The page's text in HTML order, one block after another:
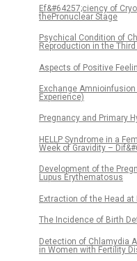
Ef&#64257;ciency of
thePronuclear Stage
Psychical Condition of
Reproduction in the
Aspects of Positive
Exchange
Experience)
Pregnancy and Primary
HELLP Syndrome in a
Week of Gravidity –
Development of the
Lupus Erythematosus
Extraction of the Head at
The Incidence of Birth
Detection of Chlamydia
in Women with Fertility